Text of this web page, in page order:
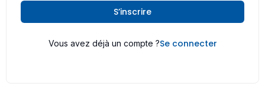
S’inscrire
Vous avez déjà un compte ?Se connecter